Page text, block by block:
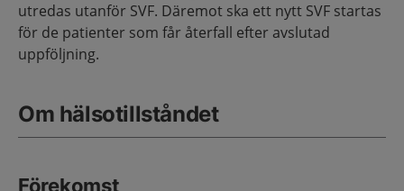
utredas utanför SVF. Däremot ska ett nytt SVF startas
för de patienter som får återfall efter avslutad
uppföljning.
Om hälsotillståndet
Förekomst